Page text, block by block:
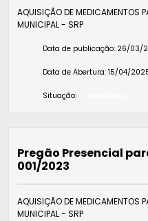
AQUISIÇÃO DE MEDICAMENTOS
MUNICIPAL - SRP
Data de publicação: 26/03/
Data de Abertura: 15/04/
Situação:
Pregão Presencial
001/2023
AQUISIÇÃO DE MEDICAMENTOS
MUNICIPAL - SRP